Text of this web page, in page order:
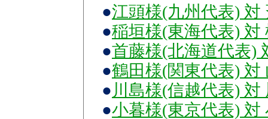
●江頭様(九州代表) 対
●稲垣様(東海代表) 対
●首藤様(北海道代表)
●鶴田様(関東代表) 対
● 川島様(信越代表)
●小暮様(東京代表) 対